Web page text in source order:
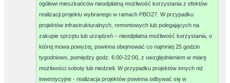
ogółowi mieszkańców nieodpłatną możliwość korzystania z efektów
realizacji projektu wybranego w ramach PBO27. W przypadku
projektów infrastrukturalnych, remontowych lub polegających na
zakupie sprzętu lub urządzeń – nieodpłatna możliwość korzystania, o
której mowa powyżej, powinna obejmować co najmniej 25 godzin
tygodniowo, pomiędzy godz. 6:00-22:00, z uwzględnieniem w miarę
możliwości soboty lub niedzieli. W przypadku projektów innych niż
inwestycyjne - realizacja projektów powinna odbywać się w